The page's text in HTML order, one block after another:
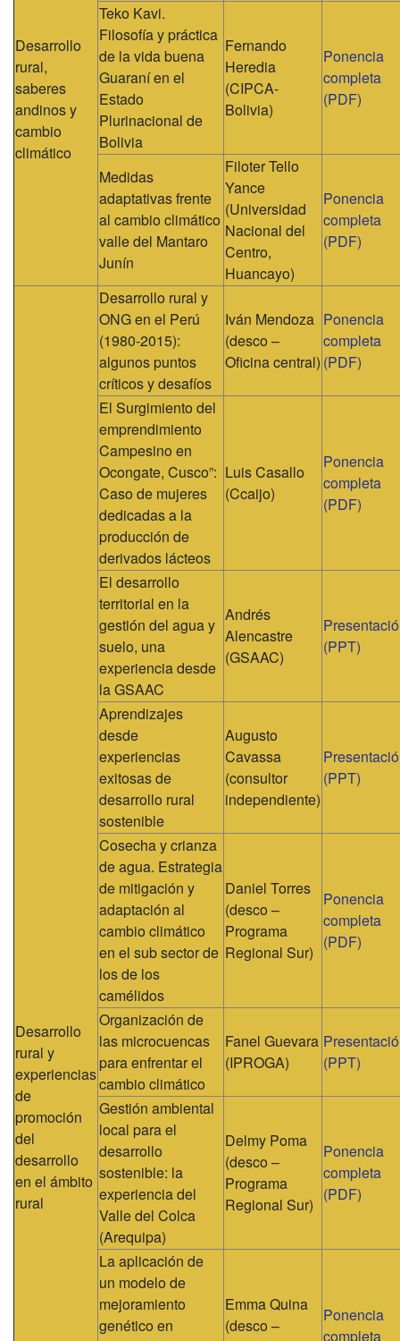
Desarrollo
rural,
saberes
andinos y
cambio
climático
Teko Kavi.
Filosofía y práctica
de la vida buena
Guaraní en el
Estado
Plurinacional de
Bolivia
Fernando
Heredia
(CIPCA-
Bolivia)
Ponencia
completa
(PDF)
Medidas
adaptativas frente
al cambio climático
valle del Mantaro
Junín
Filoter Tello
Yance
(Universidad
Nacional del
Centro,
Huancayo)
Ponencia
completa
(PDF)
Desarrollo
rural y
experiencias
de
promoción
del
desarrollo
en el ámbito
rural
Desarrollo rural y
ONG en el Perú
(1980-2015):
algunos puntos
críticos y desafíos
Iván Mendoza
(desco –
Oficina central)
Ponencia
completa
(PDF)
El Surgimiento del
emprendimiento
Campesino en
Ocongate, Cusco”:
Caso de mujeres
dedicadas a la
producción de
derivados lácteos
Luis Casallo
(Ccaijo)
Ponencia
completa
(PDF)
El desarrollo
territorial en la
gestión del agua y
suelo, una
experiencia desde
la GSAAC
Andrés
Alencastre
(GSAAC)
(PPT)
Aprendizajes
desde
experiencias
exitosas de
desarrollo rural
sostenible
Augusto
Cavassa
(consultor
independiente)
(PPT)
Cosecha y crianza
de agua. Estrategia
de mitigación y
adaptación al
cambio climático
en el sub sector de
los de los
camélidos
Daniel Torres
(desco –
Programa
Regional Sur)
Ponencia
completa
(PDF)
Organización de
las microcuencas
para enfrentar el
cambio climático
Fanel Guevara
(IPROGA)
(PPT)
Gestión ambiental
local para el
desarrollo
sostenible: la
experiencia del
Valle del Colca
(Arequipa)
Delmy Poma
(desco –
Programa
Regional Sur)
Ponencia
completa
(PDF)
La aplicación de
un modelo de
mejoramiento
genético en
Emma Quina
(desco –
Ponencia
completa